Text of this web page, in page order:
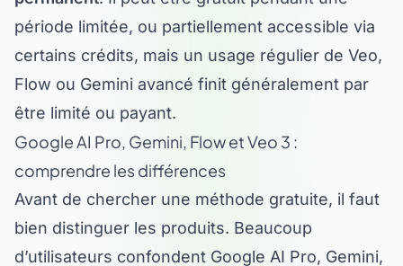
période limitée, ou partiellement accessible via
certains crédits, mais un usage régulier de Veo,
Flow ou Gemini avancé finit généralement par
être limité ou payant.
Google AI Pro, Gemini, Flow et Veo 3 :
comprendre les différences
Avant de chercher une méthode gratuite, il faut
bien distinguer les produits. Beaucoup
d’utilisateurs confondent Google AI Pro, Gemini,